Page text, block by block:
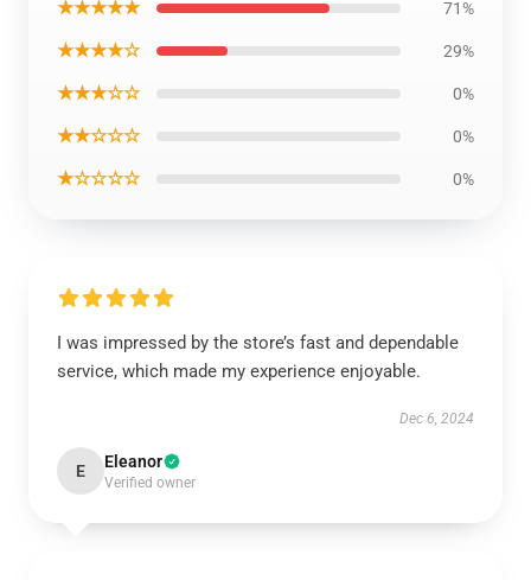
★★★★★ 71%
★★★★☆ 29%
★★★☆☆ 0%
★★☆☆☆ 0%
★☆☆☆☆ 0%
I was impressed by the store’s fast and dependable
service, which made my experience enjoyable.
Dec 6, 2024
E Eleanor
Verified owner